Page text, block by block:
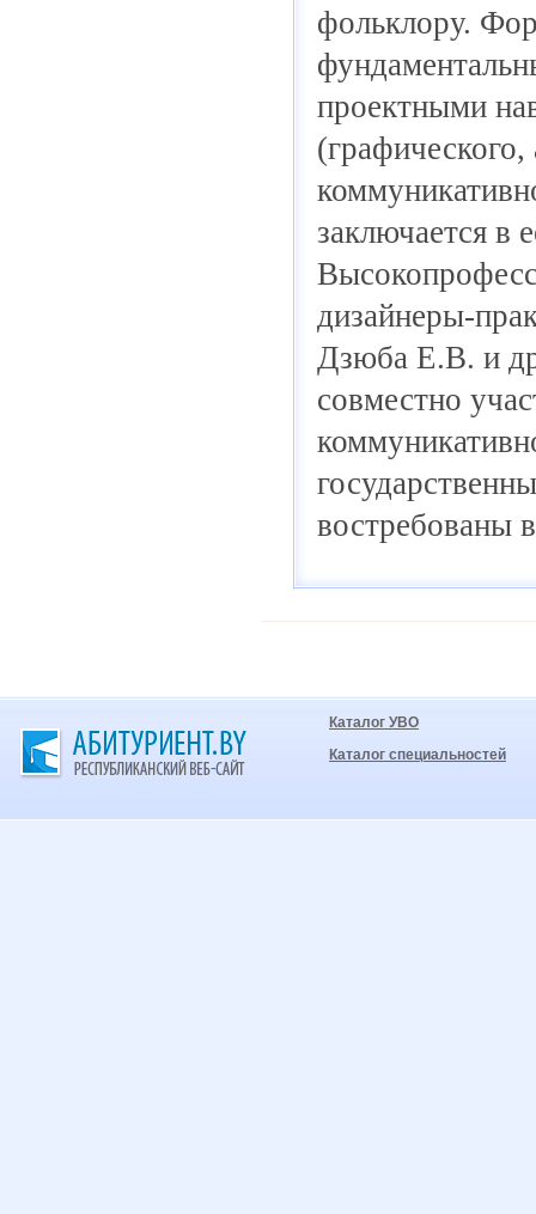
фольклору.
проектными
заключается в
дизайнеры-
Дзюба Е.В. и
совместно
востребованы
Каталог УВО
Каталог специальностей